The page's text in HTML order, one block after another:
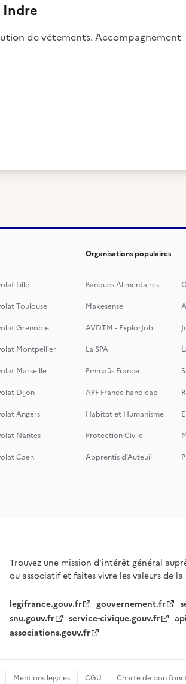
Indre
de vétements. Accompagnement
Lille
Toulouse
Grenoble
Montpellier
Marseille
Dijon
Angers
Nantes
Caen
Organisations populaires
Banques Alimentaires
Makesense
AVDTM - ExplorJob
La SPA
Emmaüs France
APF France handicap
Habitat et Humanisme
Protection Civile
Apprentis d’Auteuil
Trouvez une mission d'intérêt général
ou associatif et faites vivre les valeurs de la
legifrance.gouv.fr gouvernement.fr
snu.gouv.fr
service-civique.gouv.fr
associations.gouv.fr
Mentions légales CGU Charte de bon